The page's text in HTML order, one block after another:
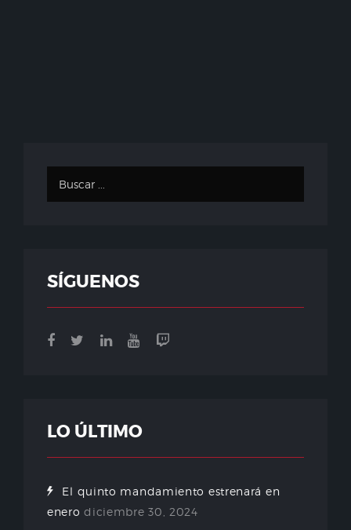
SÍGUENOS
LO ÚLTIMO
El quinto mandamiento estrenará en
enero diciembre 30, 2024